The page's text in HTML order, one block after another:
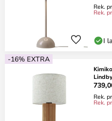
Rek.
Rek.
I
-16% EXTRA
Lindby
Rek.
Rek.